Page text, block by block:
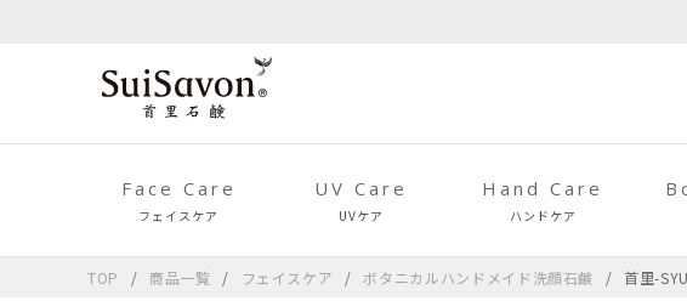
Face Care
フェイスケア
UV Care
UVケア
Hand Care
ハンドケア
TOP 商品一覧 フェイスケア ボタニカルハンドメイド洗顔石鹸 首里-